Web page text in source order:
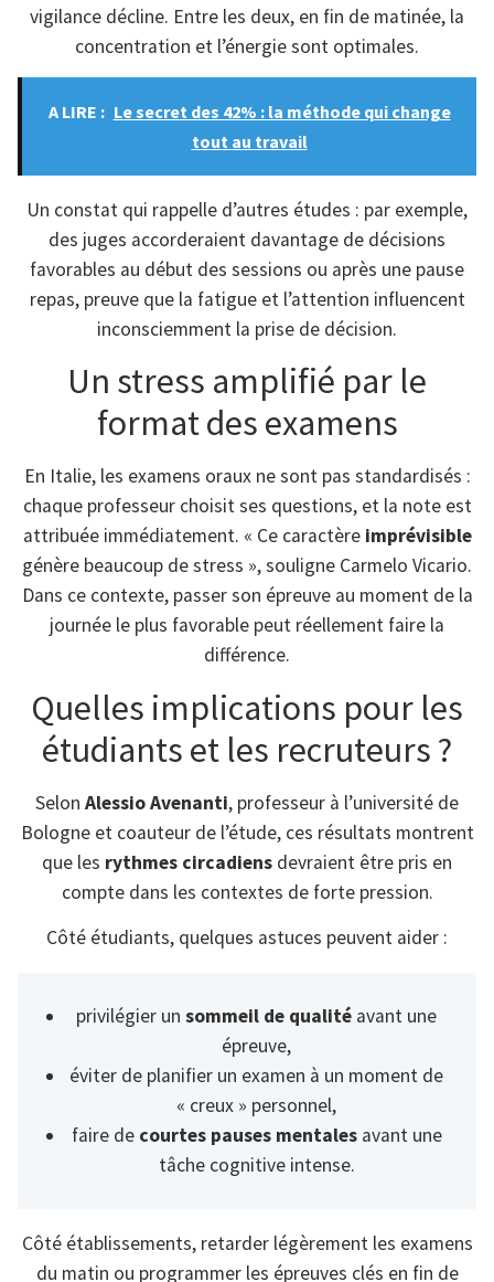
vigilance décline. Entre les deux, en fin de matinée, la
concentration et l’énergie sont optimales.
A LIRE : Le secret des 42% : la méthode qui change
tout au travail
Un constat qui rappelle d’autres études : par exemple,
des juges accorderaient davantage de décisions
favorables au début des sessions ou après une pause
repas, preuve que la fatigue et l’attention influencent
inconsciemment la prise de décision.
Un stress amplifié par le
format des examens
En Italie, les examens oraux ne sont pas standardisés :
chaque professeur choisit ses questions, et la note est
attribuée immédiatement. « Ce caractère imprévisible
génère beaucoup de stress », souligne Carmelo Vicario.
Dans ce contexte, passer son épreuve au moment de la
journée le plus favorable peut réellement faire la
différence.
Quelles implications pour les
étudiants et les recruteurs ?
Selon Alessio Avenanti, professeur à l’université de
Bologne et coauteur de l’étude, ces résultats montrent
que les rythmes circadiens devraient être pris en
compte dans les contextes de forte pression.
Côté étudiants, quelques astuces peuvent aider :
privilégier unsommeil de qualité avant une
épreuve,
éviter de planifier un examen à un moment de
« creux » personnel,
faire de courtes pauses mentalesavant une
tâche cognitive intense.
Côté établissements, retarder légèrement les examens
du matin ou programmer les épreuves clés en fin de